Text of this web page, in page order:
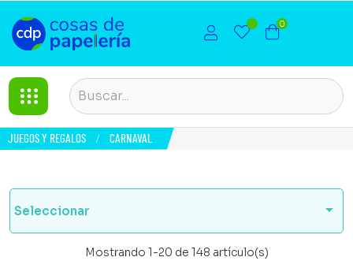
0
JUEGOS Y REGALOS CARNAVAL
Seleccionar 
Mostrando 1-20 de 148 artículo(s)